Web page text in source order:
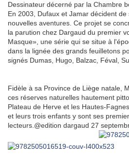
Dessinateur décerné par la Chambre
En 2003, Dufaux et Jamar décident
nouvelles aventures. Ce projet se
la parution chez Dargaud du premier
Masque», une série qui se situe à
dans la lignée des grands feuilletons
signés Dumas, Hugo, Balzac, Féval,
Fidèle à sa Province de Liège natale,
ces réserves naturelles hautement
Plateau de Herve et les Hautes-
et leurs trois enfants y sont ses
lecteurs.@edition dargaud 27